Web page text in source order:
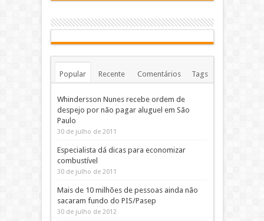
Popular Recente Comentários Tags
Whindersson Nunes recebe ordem de
despejo por não pagar aluguel em São
Paulo
30 de julho de 2011
Especialista dá dicas para economizar
combustível
30 de julho de 2011
Mais de 10 milhões de pessoas ainda não
sacaram fundo do PIS/Pasep
30 de julho de 2012